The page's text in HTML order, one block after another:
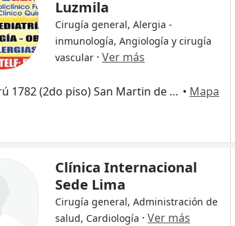
Luzmila
Cirugía general, Alergia -
inmunología, Angiología y cirugía
vascular · Ver más
Av. Perú 1782 (2do piso) San Martin de Porras, San Martín de Porres • Mapa
Clínica Internacional
Sede Lima
Cirugía general, Administración de
salud, Cardiología · Ver más